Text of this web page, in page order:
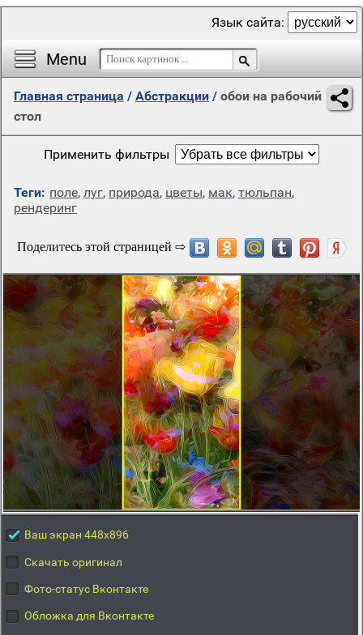
Menu
Язык сайта:
Главная страница / Абстракции / обои на рабочий
стол
Применить фильтры
Теги: поле, луг, природа, цветы, мак, тюльпан,
рендеринг
Ваш экран 448x896
Скачать оригинал
Фото-статус Вконтакте
Обложка для Вконтакте